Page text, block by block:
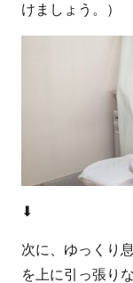
けましょう。）
⬇
次に、ゆっくり
を上に引っ張り